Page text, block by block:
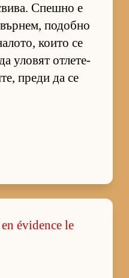
Спешно е
по­добно
ко­ито се
уло­вят от­ле­те­
преди да се